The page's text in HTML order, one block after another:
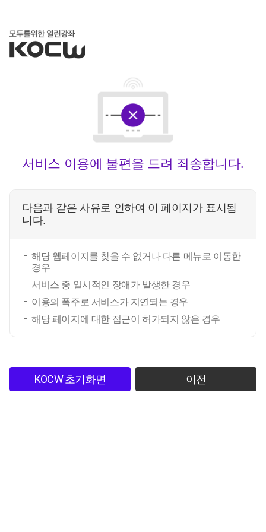
서비스 이용에 불편을 드려 죄송합니다.
다음과 같은 사유로 인하여 이 페이지가 표시됩
니다.
해당 웹페이지를 찾을 수 없거나 다른 메뉴로 이동한
경우
서비스 중 일시적인 장애가 발생한 경우
이용의 폭주로 서비스가 지연되는 경우
해당 페이지에 대한 접근이 허가되지 않은 경우
KOCW 초기화면 이전